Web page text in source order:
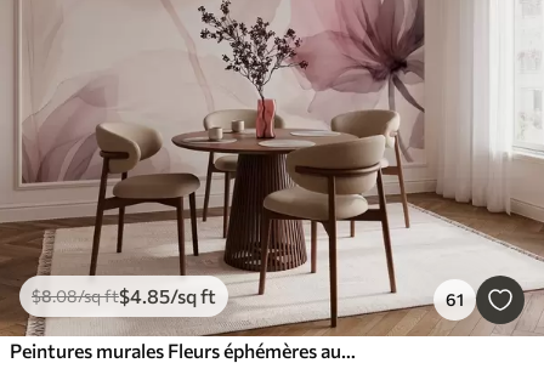
$8.08/sq ft$4.85/sq ft 61
Peintures murales Fleurs éphémères aux délicates couleurs pastel